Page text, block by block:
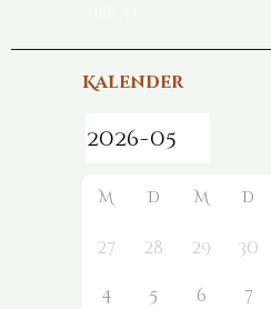
Kalender
M D M D
27 28 29 30
4
5 6 7